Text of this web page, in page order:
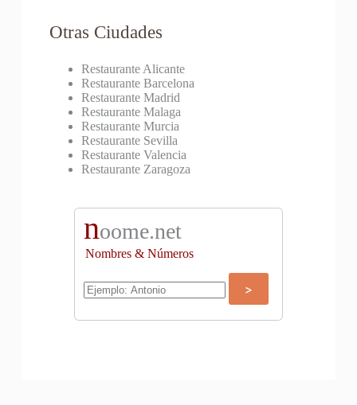
Otras Ciudades
Restaurante Alicante
Restaurante Barcelona
Restaurante Madrid
Restaurante Malaga
Restaurante Murcia
Restaurante Sevilla
Restaurante Valencia
Restaurante Zaragoza
noome.net
Nombres & Números